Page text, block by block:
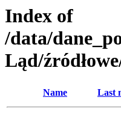
Index of
/data/
Ląd/
Name Last